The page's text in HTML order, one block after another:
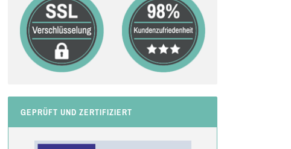
GEPRÜFT UND ZERTIFIZIERT